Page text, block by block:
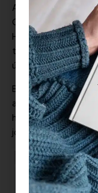
A Balatoni
Családokat
Huszonkét
találtok rajta, amik
újdonságokat! Na
Bánhidi Dóra, a
alapította a
hogy a gyerekek
jógával és a